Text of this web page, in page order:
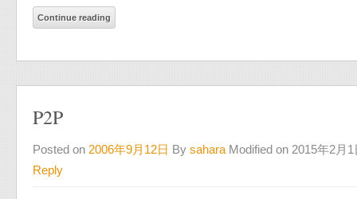
Continue reading
P2P
Posted on 2006年9月12日 By sahara Modified on 2015年2月1
Reply